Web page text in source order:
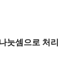
눗셈으로 처리